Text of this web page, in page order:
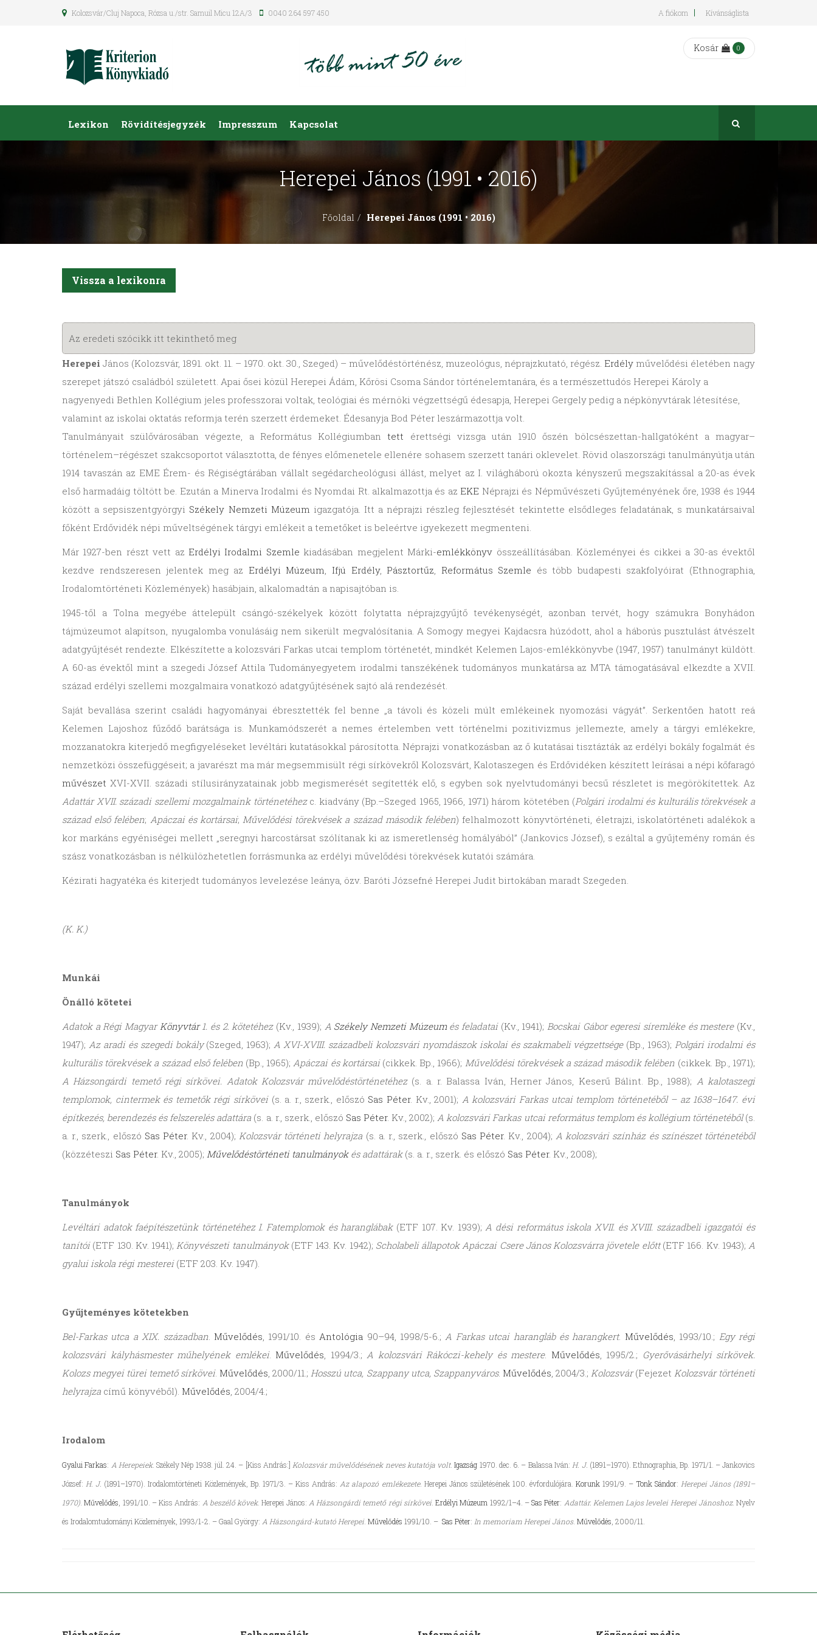
Kolozsvár/Cluj Napoca, Rózsa u./str. Samuil Micu 12A/3 0040 264 597 450 A fiókom Kívánságlista
Kosár 0
Lexikon Rövidítésjegyzék Impresszum Kapcsolat
Herepei János (1991 • 2016)
Főoldal Herepei János (1991 • 2016)
Vissza a lexikonra
Az eredeti szócikk itt tekinthető meg
Herepei János (Kolozsvár, 1891. okt. 11. – 1970. okt. 30., Szeged) – művelődéstörténész, muzeológus, néprajzkutató, régész. Erdély művelődési életében nagy
szerepet játszó családból született. Apai ősei közül Herepei Ádám, Kőrösi Csoma Sándor történelemtanára, és a természettudós Herepei Károly a
nagyenyedi Bethlen Kollégium jeles professzorai voltak, teológiai és mérnöki végzettségű édesapja, Herepei Gergely pedig a népkönyvtárak létesítése,
valamint az iskolai oktatás reformja terén szerzett érdemeket. Édesanyja Bod Péter leszármazottja volt.
Tanulmányait szülővárosában végezte, a Református Kollégiumbantett érettségi vizsga után 1910 őszén bölcsészettan-hallgatóként a magyar–
történelem–régészet szakcsoportot választotta, de fényes előmenetele ellenére sohasem szerzett tanári oklevelet. Rövid olaszországi tanulmányútja után
1914 tavaszán az EME Érem- és Régiségtárában vállalt segédarcheológusi állást, melyet az I. világháború okozta kényszerű megszakítással a 20-as évek
első harmadáig töltött be. Ezután a Minerva Irodalmi és Nyomdai Rt. alkalmazottja és az EKE Néprajzi és Népművészeti Gyűjteményének őre, 1938 és 1944
között a sepsiszentgyörgyi Székely Nemzeti Múzeum igazgatója. Itt a néprajzi részleg fejlesztését tekintette elsődleges feladatának, s munkatársaival
főként Erdővidék népi műveltségének tárgyi emlékeit a temetőket is beleértve igyekezett megmenteni.
Már 1927-ben részt vett az Erdélyi Irodalmi Szemle kiadásában megjelent Márki-emlékkönyv összeállításában. Közleményei és cikkei a 30-as évektől
kezdve rendszeresen jelentek meg az Erdélyi Múzeum, Ifjú Erdély, Pásztortűz, Református Szemle és több budapesti szakfolyóirat (Ethnographia,
Irodalomtörténeti Közlemények) hasábjain, alkalomadtán a napisajtóban is.
1945-től a Tolna megyébe áttelepült csángó-székelyek között folytatta néprajzgyűjtő tevékenységét, azonban tervét, hogy számukra Bonyhádon
tájmúzeumot alapítson, nyugalomba vonulásáig nem sikerült megvalósítania. A Somogy megyei Kajdacsra húzódott, ahol a háborús pusztulást átvészelt
adatgyűjtését rendezte. Elkészítette a kolozsvári Farkas utcai templom történetét, mindkét Kelemen Lajos-emlékkönyvbe (1947, 1957) tanulmányt küldött.
A 60-as évektől mint a szegedi József Attila Tudományegyetem irodalmi tanszékének tudományos munkatársa az MTA támogatásával elkezdte a XVII.
század erdélyi szellemi mozgalmaira vonatkozó adatgyűjtésének sajtó alá rendezését.
Saját bevallása szerint családi hagyományai ébresztették fel benne „a távoli és közeli múlt emlékeinek nyomozási vágyát”. Serkentően hatott reá
Kelemen Lajoshoz fűződő barátsága is. Munkamódszerét a nemes értelemben vett történelmi pozitivizmus jellemezte, amely a tárgyi emlékekre,
mozzanatokra kiterjedő megfigyeléseket levéltári kutatásokkal párosította. Néprajzi vonatkozásban az ő kutatásai tisztázták az erdélyi bokály fogalmát és
nemzetközi összefüggéseit; a javarészt ma már megsemmisült régi sírkövekről Kolozsvárt, Kalotaszegen és Erdővidéken készített leírásai a népi kőfaragó
művészet XVI-XVII. századi stílusirányzatainak jobb megismerését segítették elő, s egyben sok nyelvtudományi becsű részletet is megörökítettek. Az
Adattár XVII. századi szellemi mozgalmaink történetéhezc. kiadvány (Bp.–Szeged 1965, 1966, 1971) három kötetében (Polgári irodalmi és kulturális törekvések a
század első felében; Apáczai és kortársai;Művelődési törekvések a század második felében) felhalmozott könyvtörténeti, életrajzi, iskolatörténeti adalékok a
kor markáns egyéniségei mellett „seregnyi harcostársat szólítanak ki az ismeretlenség homályából” (Jankovics József), s ezáltal a gyűjtemény román és
szász vonatkozásban is nélkülözhetetlen forrásmunka az erdélyi művelődési törekvések kutatói számára.
Kézirati hagyatéka és kiterjedt tudományos levelezése leánya, özv. Baróti Józsefné Herepei Judit birtokában maradt Szegeden.
(K. K.)
Munkái
Önálló kötetei
Adatok a Régi MagyarKönyvtár1. és 2. kötetéhez(Kv., 1939); A Székely Nemzeti Múzeumés feladatai(Kv., 1941); Bocskai Gábor egeresi síremléke és mestere(Kv.,
1947); Az aradi és szegedi bokály(Szeged, 1963);A XVI-XVIII. századbeli kolozsvári nyomdászok iskolai és szakmabeli végzettsége (Bp., 1963);Polgári irodalmi és
kulturális törekvések a század első felében(Bp., 1965);Apáczai és kortársai(cikkek. Bp., 1966); Művelődési törekvések a század második felében (cikkek. Bp., 1971);
A Házsongárdi temető régi sírkövei. Adatok Kolozsvár művelődéstörténetéhez (s. a. r. Balassa Iván, Herner János, Keserű Bálint. Bp., 1988); A kalotaszegi
templomok, cintermek és temetők régi sírkövei (s. a. r., szerk., előszó Sas Péter. Kv., 2001); A kolozsvári Farkas utcai templom történetéből – az 1638–1647. évi
építkezés, berendezés és felszerelés adattára (s. a. r., szerk., előszó Sas Péter. Kv., 2002);A kolozsvári Farkas utcai református templom és kollégium történetéből(s.
a. r., szerk., előszó Sas Péter. Kv., 2004); Kolozsvár történeti helyrajza (s. a. r., szerk., előszó Sas Péter. Kv., 2004); A kolozsvári színház és színészet történetéből
(közzéteszi Sas Péter. Kv., 2005); Művelődéstörténeti tanulmányokés adattárak(s. a. r., szerk. és előszó Sas Péter. Kv., 2008);
Tanulmányok
Levéltári adatok faépítészetünk történetéhez I. Fatemplomok és haranglábak(ETF 107. Kv. 1939);A dési református iskola XVII. és XVIII. századbeli igazgatói és
tanítói(ETF 130. Kv. 1941);Könyvészeti tanulmányok(ETF 143. Kv. 1942); Scholabeli állapotok Apáczai Csere János Kolozsvárra jövetele előtt(ETF 166. Kv. 1943);A
gyalui iskola régi mesterei(ETF 203. Kv. 1947).
Gyűjteményes kötetekben
Bel-Farkas utca a XIX. században. Művelődés, 1991/10. ésAntológia 90–94, 1998/5-6.;A Farkas utcai harangláb és harangkert. Művelődés, 1993/10.; Egy régi
kolozsvári kályhásmester műhelyének emlékei. Művelődés, 1994/3.; A kolozsvári Rákóczi-kehely és mestere. Művelődés, 1995/2.; Gyerővásárhelyi sírkövek.
Kolozs megyei türei temető sírkövei. Művelődés, 2000/11.;Hosszú utca, Szappany utca, Szappanyváros. Művelődés, 2004/3.; Kolozsvár(Fejezet Kolozsvár történeti
helyrajza című könyvéből). Művelődés, 2004/4.;
Irodalom
Gyalui Farkas: A Herepeiek. Székely Nép 1938. júl. 24. – [Kiss András:]Kolozsvár művelődésének neves kutatója volt.Igazság 1970. dec. 6. – Balassa Iván:H. J. (1891–1970). Ethnographia, Bp. 1971/1. – Jankovics
József:H. J. (1891–1970). Irodalomtörténeti Közlemények, Bp. 1971/3. – Kiss András:Az alapozó emlékezete. Herepei János születésének 100. évfordulójára.Korunk 1991/9. – Tonk Sándor: Herepei János (1891–
1970).Művelődés, 1991/10. – Kiss András: A beszélő kövek. Herepei János: A Házsongárdi temető régi sírkövei. Erdélyi Múzeum 1992/1–4. –Sas Péter: Adattár. Kelemen Lajos levelei Herepei Jánoshoz. Nyelv
és Irodalomtudományi Közlemények, 1993/1-2. – Gaal György: A Házsongárd-kutató Herepei. Művelődés 1991/10. – Sas Péter: In memoriam Herepei János. Művelődés, 2000/11.